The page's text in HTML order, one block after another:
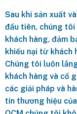
Sau khi sản xuất
đầu tiên, chúng
khách hàng, đảm
khiếu nại từ
Chúng tôi luôn
khách hàng và cố
các giải pháp và
tín thương hiệu